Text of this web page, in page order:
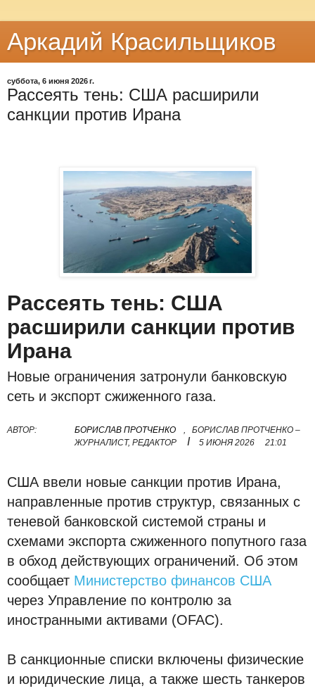
Аркадий Красильщиков
суббота, 6 июня 2026 г.
Рассеять тень: США расширили
санкции против Ирана
Рассеять тень: США
расширили санкции против
Ирана
Новые ограничения затронули банковскую
сеть и экспорт сжиженного газа.
АВТОР: БОРИСЛАВ ПРОТЧЕНКО ,
БОРИСЛАВ ПРОТЧЕНКО –
ЖУРНАЛИСТ, РЕДАКТОР
I 5 ИЮНЯ 2026 21:01
США ввели новые санкции против Ирана,
направленные против структур, связанных с
теневой банковской системой страны и
схемами экспорта сжиженного попутного газа
в обход действующих ограничений. Об этом
сообщает Министерство финансов США
через Управление по контролю за
иностранными активами (OFAC).
В санкционные списки включены физические
и юридические лица, а также шесть танкеров